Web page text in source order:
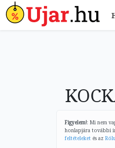
Figyelem!: Mi nem
honlapjára további
feltételeket és az